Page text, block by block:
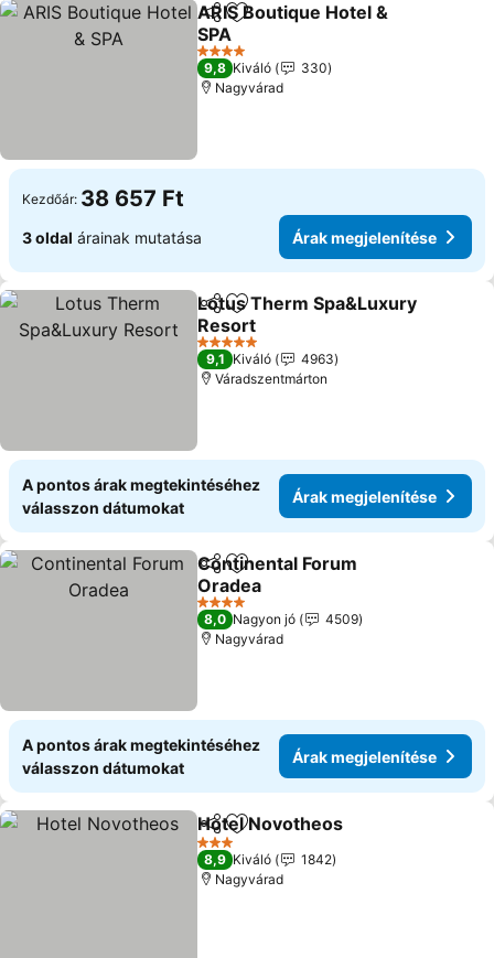
Megosztás
Hozzáadás a kedvencekhez
ARIS Boutique Hotel &
SPA
Árak megjelenítése
4 Kategória
9,8 Kiváló
330
Nagyvárad
Kezdőár: 38 657 Ft
3 oldal árainak mutatása Árak megjelenítése
Megosztás
Hozzáadás a kedvencekhez
Lotus Therm Spa&Luxury
Resort
Árak megjelenítése
5 Kategória
9,1 Kiváló
4963
Váradszentmárton
A pontos árak megtekintéséhez
válasszon dátumokat
Árak megjelenítése
Megosztás
Hozzáadás a kedvencekhez
Continental Forum
Oradea
Árak megjelenítése
4 Kategória
8,0 Nagyon jó
4509
Nagyvárad
A pontos árak megtekintéséhez
válasszon dátumokat
Árak megjelenítése
Megosztás
Hozzáadás a kedvencekhez
Hotel Novotheos
3 Kategória
8,9 Kiváló
1842
Nagyvárad